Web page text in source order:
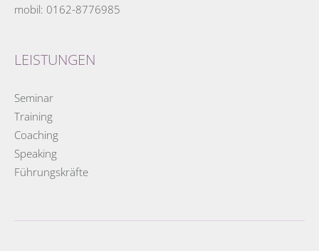
mobil: 0162-8776985
LEISTUNGEN
Seminar
Training
Coaching
Speaking
Führungskräfte